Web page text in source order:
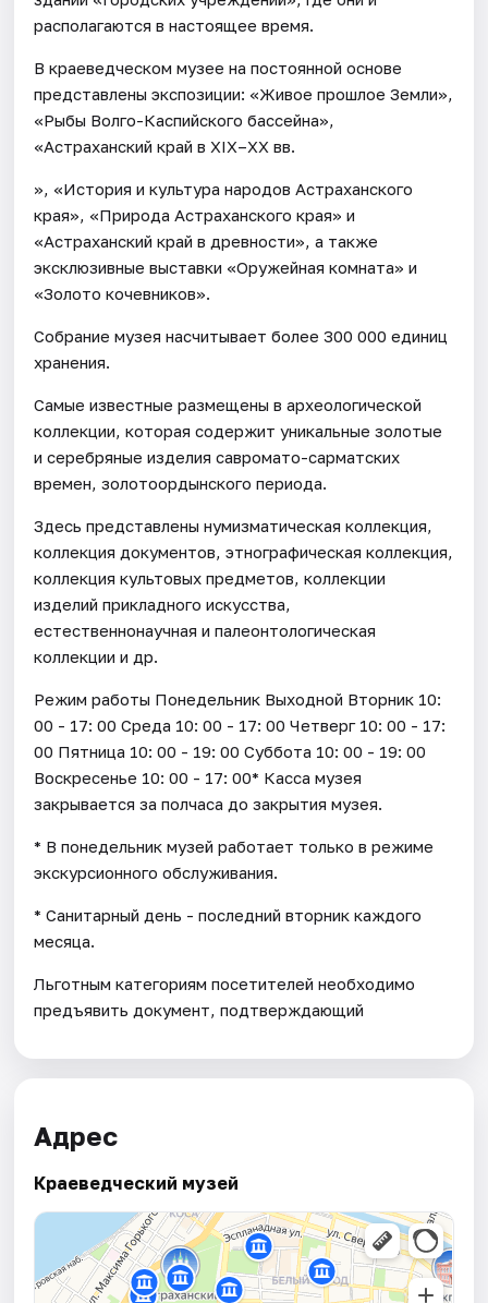
располагаются в настоящее время.
В краеведческом музее на постоянной основе
представлены экспозиции: «Живое прошлое Земли»,
«Рыбы Волго-Каспийского бассейна»,
«Астраханский край в XIX–XX вв.
», «История и культура народов Астраханского
края», «Природа Астраханского края» и
«Астраханский край в древности», а также
эксклюзивные выставки «Оружейная комната» и
«Золото кочевников».
Собрание музея насчитывает более 300 000 единиц
хранения.
Самые известные размещены в археологической
коллекции, которая содержит уникальные золотые
и серебряные изделия савромато-сарматских
времен, золотоордынского периода.
Здесь представлены нумизматическая коллекция,
коллекция документов, этнографическая коллекция,
коллекция культовых предметов, коллекции
изделий прикладного искусства,
естественнонаучная и палеонтологическая
коллекции и др.
Режим работы Понедельник Выходной Вторник 10:
00 - 17: 00 Среда 10: 00 - 17: 00 Четверг 10: 00 - 17:
00 Пятница 10: 00 - 19: 00 Суббота 10: 00 - 19: 00
Воскресенье 10: 00 - 17: 00* Касса музея
закрывается за полчаса до закрытия музея.
* В понедельник музей работает только в режиме
экскурсионного обслуживания.
* Санитарный день - последний вторник каждого
месяца.
Льготным категориям посетителей необходимо
предъявить документ, подтверждающий
Адрес
Краеведческий музей